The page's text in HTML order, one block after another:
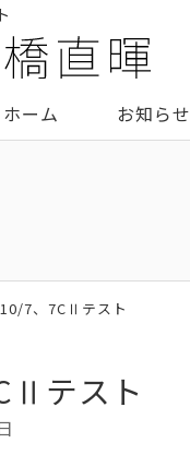
ホーム お知らせ
7、7CⅡテスト
テスト